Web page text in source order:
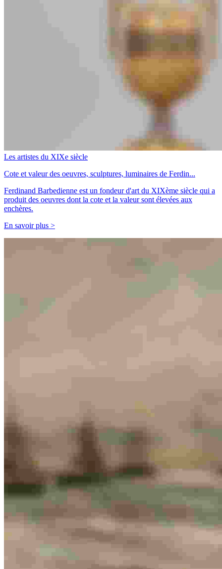
Les artistes du XIXe siècle
Cote et valeur des oeuvres, sculptures, luminaires de Ferdin...
Ferdinand Barbedienne est un fondeur d'art du XIXème siècle qui a
produit des oeuvres dont la cote et la valeur sont élevées aux
enchères.
En savoir plus >